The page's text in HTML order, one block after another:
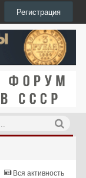
Регистрация
Вся активность